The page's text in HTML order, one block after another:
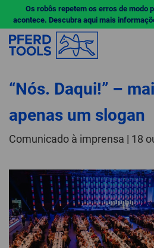
Os robôs repetem os erros de modo
acontece. Descubra aqui mais
“Nós. Daqui!” –
apenas um slogan
Comunicado à imprensa | 18